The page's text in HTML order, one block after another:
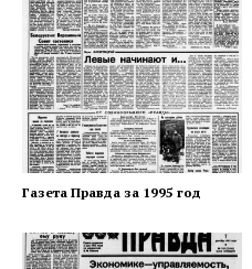
Газета Правда за 1995 год